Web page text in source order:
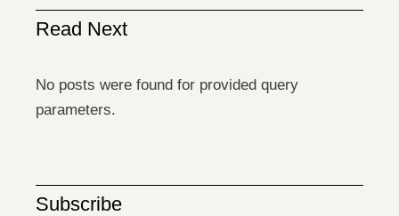
Read Next
No posts were found for provided query
parameters.
Subscribe